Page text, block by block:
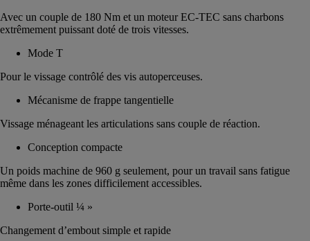
Avec un couple de 180 Nm et un moteur EC-TEC sans charbons
extrêmement puissant doté de trois vitesses.
Mode T
Pour le vissage contrôlé des vis autoperceuses.
Mécanisme de frappe tangentielle
Vissage ménageant les articulations sans couple de réaction.
Conception compacte
Un poids machine de 960 g seulement, pour un travail sans fatigue
même dans les zones difficilement accessibles.
Porte-outil ¼ »
Changement d’embout simple et rapide